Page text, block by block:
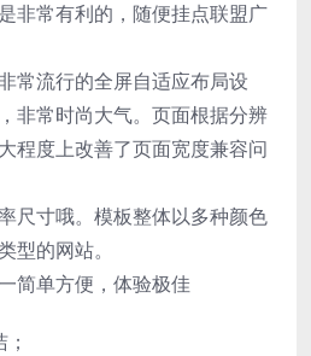
非常有利的，随便挂点联盟广
常流行的全屏自适应布局设
非常时尚大气。页面根据分辨
程度上改善了页面宽度兼容问
尺寸哦。模板整体以多种颜色
型的网站。
简单方便，体验极佳